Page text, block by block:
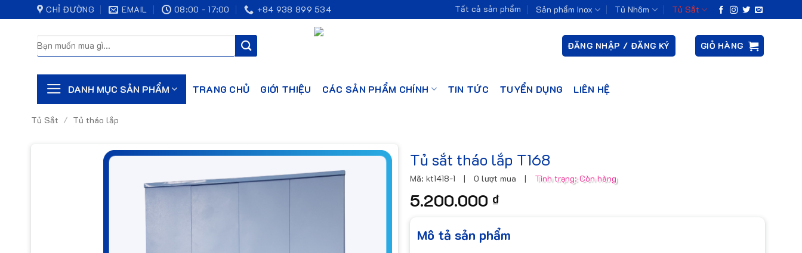
CHỈ ĐƯỜNG EMAIL 08:00 - 17:00 +84 938 899 534 Tất cả sản phẩm Sản phẩm Inox Tủ Nhôm Tủ Sắt
Tìm
kiếm:
ĐĂNG NHẬP / ĐĂNG KÝ GIỎ HÀNG
DANH MỤC SẢN PHẨM TRANG CHỦ GIỚI THIỆU CÁC SẢN PHẨM CHÍNH TIN TỨC TUYỂN DỤNG LIÊN HỆ
Tủ Sắt / Tủ tháo lắp
Tủ sắt tháo lắp T168
Mã: kt1418-1 | 0 lượt mua | Tình trạng: Còn hàng
5.200.000 ₫
Mô tả sản phẩm